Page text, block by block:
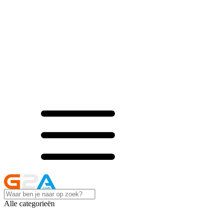
Alle categorieën